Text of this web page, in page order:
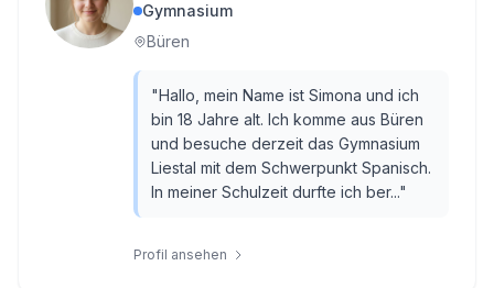
Gymnasium
Büren
"Hallo, mein Name ist Simona und ich
bin 18 Jahre alt. Ich komme aus Büren
und besuche derzeit das Gymnasium
Liestal mit dem Schwerpunkt Spanisch.
In meiner Schulzeit durfte ich ber..."
Profil ansehen